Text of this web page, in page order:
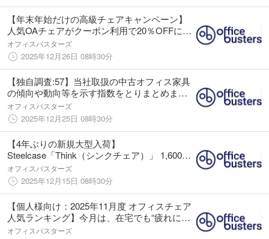
【年末年始だけの高級チェアキャンペーン】
人気OAチェアがクーポン利用で20％OFFに！
12月26日（金）17時～1月5日（月）13時まで
の期間限定開催！
オフィスバスターズ
2025年12月26日 08時30分
【独自調査:57】当社取扱の中古オフィス家具
の傾向や動向等を示す指数をとりまとめまし
た。オフィスバスターズが、独自にまとめた
'25年11月度の「中古オフィス家具指数」を発
表します。
オフィスバスターズ
2025年12月25日 08時30分
【4年ぶりの新規大型入荷】
Steelcase「Think（シンクチェア）」 1,600脚
を全国店舗で一斉販売開始。今年最後の大型
調達になります。
オフィスバスターズ
2025年12月15日 08時30分
【個人様向け：2025年11月度 オフィスチェア
人気ランキング】今月は、在宅でも“疲れにく
い”がキーワード。あなたに合う高機能チェア
オフィスバスターズ